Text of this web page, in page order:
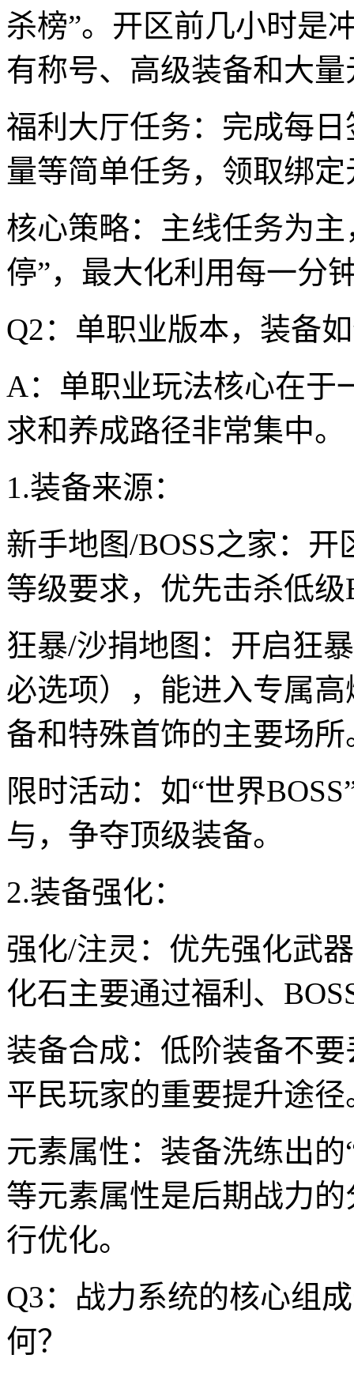
杀榜”。开区前几小时是
有称号、高级装备和大
福利大厅任务：完成每
量等简单任务，领取绑
核心策略：主线任务为
停”，最大化利用每一分
Q2：单职业版本，装备
A：单职业玩法核心在于
求和养成路径非常集中。
1.装备来源：
新手地图/BOSS之家：
等级要求，优先击杀低
狂暴/沙捐地图：开启狂
必选项），能进入专属
备和特殊首饰的主要场所
限时活动：如“世界
与，争夺顶级装备。
2.装备强化：
强化/注灵：优先强化武
化石主要通过福利、
装备合成：低阶装备不
平民玩家的重要提升途径
元素属性：装备洗练出的
等元素属性是后期战力
行优化。
Q3：战力系统的核心组
何？